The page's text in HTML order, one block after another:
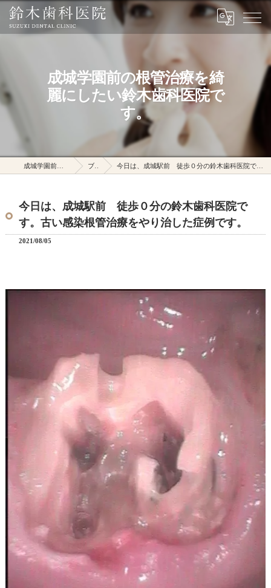
成城学園前の根管治療を綺
麗にしたい鈴木歯科医院で
す。
成城学園前駅の鈴木歯科医院 ブログ 今日は、成城駅前 徒歩０分の鈴木歯科医院です。古い感染根管治療をやり治した症例です。
今日は、成城駅前 徒歩０分の鈴木歯科医院で
す。古い感染根管治療をやり治した症例です。
2021/08/05